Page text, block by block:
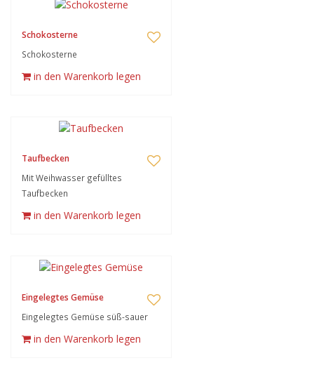
Schokosterne
Schokosterne
in den Warenkorb legen
Taufbecken
Mit Weihwasser gefülltes
Taufbecken
in den Warenkorb legen
Eingelegtes Gemüse
Eingelegtes Gemüse süß-sauer
in den Warenkorb legen